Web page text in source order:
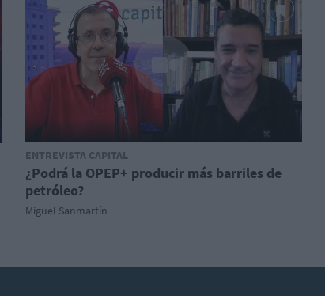
ENTREVISTA CAPITAL
¿Podrá la OPEP+ producir más barriles de
petróleo?
Miguel Sanmartín